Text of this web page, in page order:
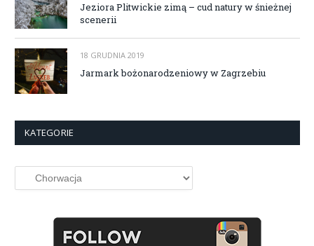
Jeziora Plitwickie zimą – cud natury w śnieżnej
scenerii
18 GRUDNIA 2019
Jarmark bożonarodzeniowy w Zagrzebiu
KATEGORIE
Kategorie